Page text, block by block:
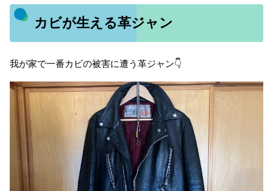
カビが生える革ジャン
我が家で一番カビの被害に遭う革ジャン👇